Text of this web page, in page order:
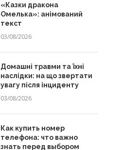
«Казки дракона
Омелька»: анімований
текст
03/08/2026
Домашні травми та їхні
наслідки: на що звертати
увагу після інциденту
03/08/2026
Как купить номер
телефона: что важно
знать перед выбором